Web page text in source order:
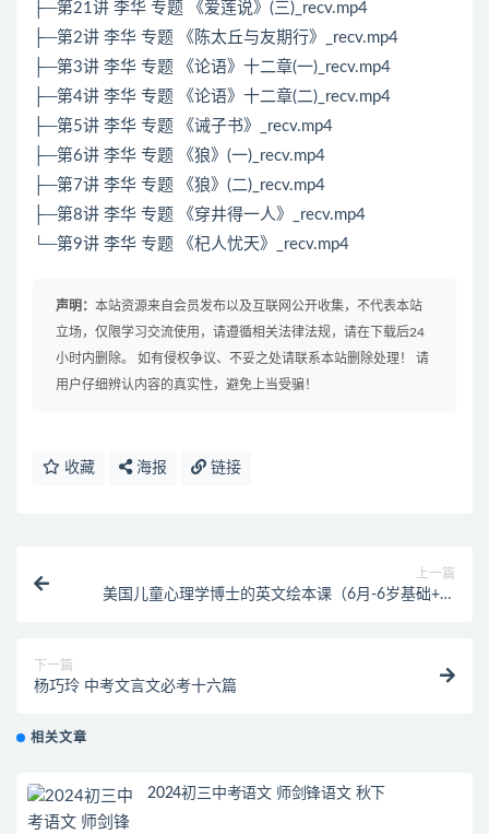
├─第21讲 李华 专题 《爱莲说》(三)_recv.mp4
├─第2讲 李华 专题 《陈太丘与友期行》_recv.mp4
├─第3讲 李华 专题 《论语》十二章(一)_recv.mp4
├─第4讲 李华 专题 《论语》十二章(二)_recv.mp4
├─第5讲 李华 专题 《诫子书》_recv.mp4
├─第6讲 李华 专题 《狼》(一)_recv.mp4
├─第7讲 李华 专题 《狼》(二)_recv.mp4
├─第8讲 李华 专题 《穿井得一人》_recv.mp4
└─第9讲 李华 专题 《杞人忧天》_recv.mp4
声明： 本站资源来自会员发布以及互联网公开收集，不代表本站
立场，仅限学习交流使用，请遵循相关法律法规，请在下载后24
小时内删除。 如有侵权争议、不妥之处请联系本站删除处理！ 请
用户仔细辨认内容的真实性，避免上当受骗！
收藏 海报 链接
上一篇
美国儿童心理学博士的英文绘本课（6月-6岁基础+进
下一篇
杨巧玲 中考文言文必考十六篇
相关文章
2024初三中考语文 师剑锋语文 秋下